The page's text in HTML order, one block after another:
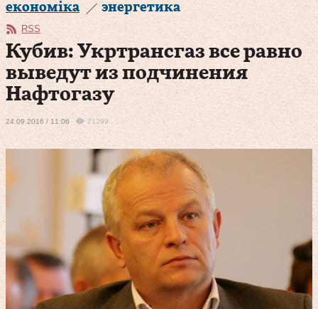
економіка энергетика
RSS
Кубив: Укртрансгаз все равно
выведут из подчинения
Нафтогазу
24.09.2016 / 11:06 21299